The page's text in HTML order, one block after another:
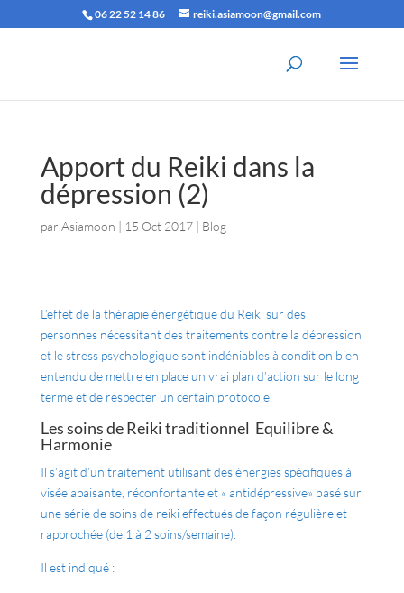
06 22 52 14 86 reiki.asiamoon@gmail.com
Apport du Reiki dans la
dépression (2)
par Asiamoon | 15 Oct 2017| Blog
L’effet de la thérapie énergétique du Reiki sur des
personnes nécessitant des traitements contre la dépression
et le stress psychologique sont indéniables à condition bien
entendu de mettre en place un vrai plan d’action sur le long
terme et de respecter un certain protocole.
Les soins de Reiki traditionnel Equilibre &
Harmonie
Il s’agit d’un traitement utilisant des énergies spécifiques à
visée apaisante, réconfortante et « antidépressive» basé sur
une série de soins de reiki effectués de façon régulière et
rapprochée (de 1 à 2 soins/semaine).
Il est indiqué :